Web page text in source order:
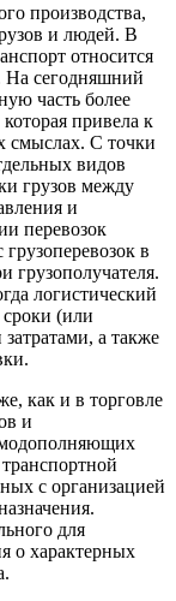
производства,
и людей. В
относится
На сегодняшний
часть более
привела к
смыслах. С точки
видов
грузов между
и
перевозок
грузоперевозок в
грузополучателя.
логистический
(или
а также
как и в торговле
и
с организацией
для
о характерных